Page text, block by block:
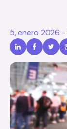
5, enero 2026 -